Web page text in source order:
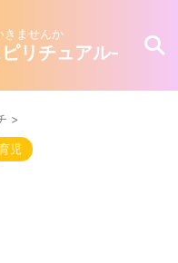
きませんか
リチュアル-
>
児